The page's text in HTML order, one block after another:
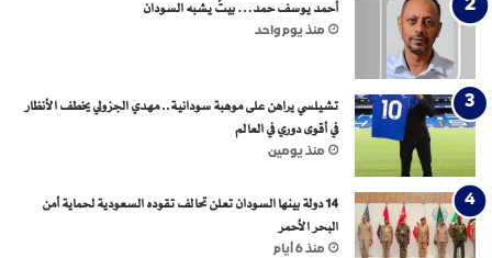
أحمد يوسف حمد… بيتٌ يشبه السودان
منذ يوم واحد
تشيلسي يراهن على موهبة سودانية.. مهدي الجزولي يخطف الأنظار
في أقوى دوري في العالم
منذ يومين
14 دولة بينها السودان تعلن تحالف تقوده السعودية لحماية أمن
البحر الأحمر
منذ 6 أيام